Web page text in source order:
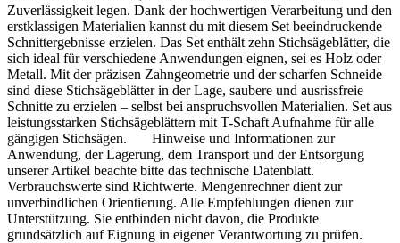
Zuverlässigkeit legen. Dank der hochwertigen Verarbeitung und den
erstklassigen Materialien kannst du mit diesem Set beeindruckende
Schnittergebnisse erzielen. Das Set enthält zehn Stichsägeblätter, die
sich ideal für verschiedene Anwendungen eignen, sei es Holz oder
Metall. Mit der präzisen Zahngeometrie und der scharfen Schneide
sind diese Stichsägeblätter in der Lage, saubere und ausrissfreie
Schnitte zu erzielen – selbst bei anspruchsvollen Materialien. Set aus
leistungsstarken Stichsägeblättern mit T-Schaft Aufnahme für alle
gängigen Stichsägen. Hinweise und Informationen zur
Anwendung, der Lagerung, dem Transport und der Entsorgung
unserer Artikel beachte bitte das technische Datenblatt.
Verbrauchswerte sind Richtwerte. Mengenrechner dient zur
unverbindlichen Orientierung. Alle Empfehlungen dienen zur
Unterstützung. Sie entbinden nicht davon, die Produkte
grundsätzlich auf Eignung in eigener Verantwortung zu prüfen.